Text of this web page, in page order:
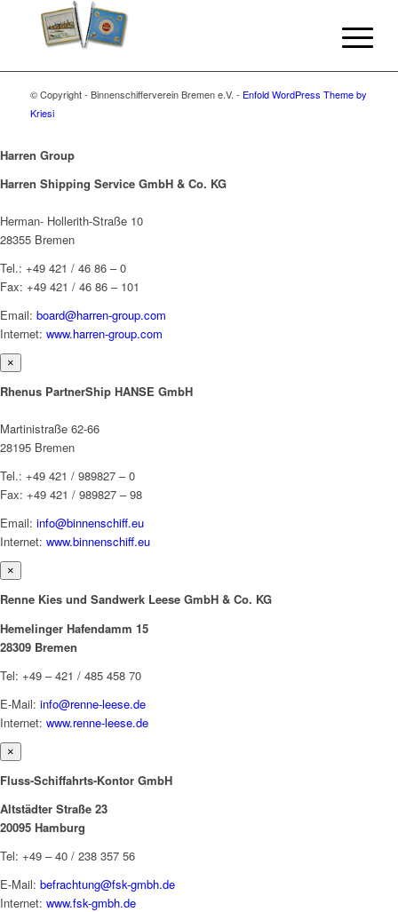
© Copyright - Binnenschifferverein Bremen e.V. - Enfold WordPress Theme by
Kriesi
Harren Group
Harren Shipping Service GmbH & Co. KG
Herman- Hollerith-Straße 10
28355 Bremen
Tel.: +49 421 / 46 86 – 0
Fax: +49 421 / 46 86 – 101
Email: board@harren-group.com
Internet: www.harren-group.com
×
Rhenus PartnerShip HANSE GmbH
Martinistraße 62-66
28195 Bremen
Tel.: +49 421 / 989827 – 0
Fax: +49 421 / 989827 – 98
Email: info@binnenschiff.eu
Internet: www.binnenschiff.eu
×
Renne Kies und Sandwerk Leese GmbH & Co. KG
Hemelinger Hafendamm 15
28309 Bremen
Tel: +49 – 421 / 485 458 70
E-Mail: info@renne-leese.de
Internet: www.renne-leese.de
×
Fluss-Schiffahrts-Kontor GmbH
Altstädter Straße 23
20095 Hamburg
Tel: +49 – 40 / 238 357 56
E-Mail: befrachtung@fsk-gmbh.de
Internet: www.fsk-gmbh.de